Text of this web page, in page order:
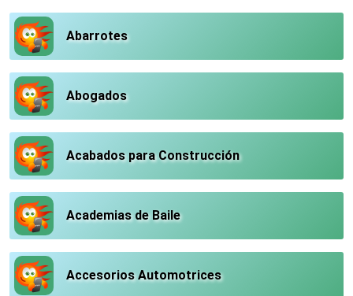
Abarrotes
Abogados
Acabados para Construcción
Academias de Baile
Accesorios Automotrices